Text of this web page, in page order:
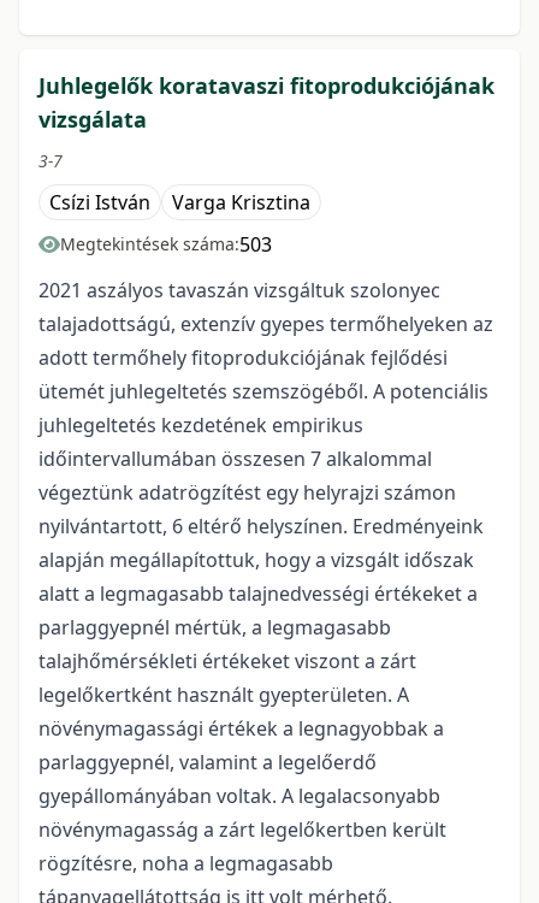
Juhlegelők koratavaszi fitoprodukciójának
vizsgálata
3-7
Csízi István Varga Krisztina
Megtekintések száma:503
2021 aszályos tavaszán vizsgáltuk szolonyec
talajadottságú, extenzív gyepes termőhelyeken az
adott termőhely fitoprodukciójának fejlődési
ütemét juhlegeltetés szemszögéből. A potenciális
juhlegeltetés kezdetének empirikus
időintervallumában összesen 7 alkalommal
végeztünk adatrögzítést egy helyrajzi számon
nyilvántartott, 6 eltérő helyszínen. Eredményeink
alapján megállapítottuk, hogy a vizsgált időszak
alatt a legmagasabb talajnedvességi értékeket a
parlaggyepnél mértük, a legmagasabb
talajhőmérsékleti értékeket viszont a zárt
legelőkertként használt gyepterületen. A
növénymagassági értékek a legnagyobbak a
parlaggyepnél, valamint a legelőerdő
gyepállományában voltak. A legalacsonyabb
növénymagasság a zárt legelőkertben került
rögzítésre, noha a legmagasabb
tápanyagellátottság is itt volt mérhető.